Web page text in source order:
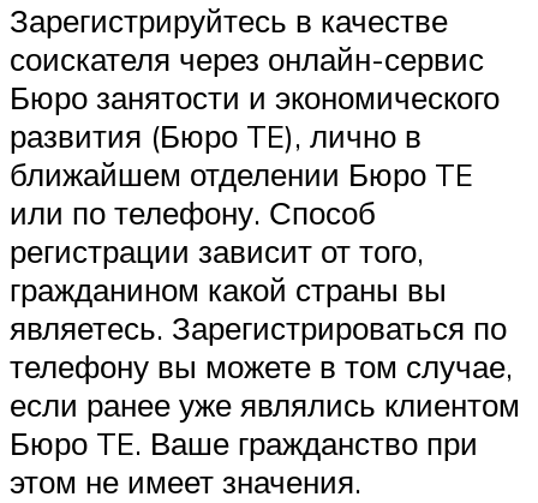
Зарегистрируйтесь в качестве
соискателя через онлайн-сервис
Бюро занятости и экономического
развития (Бюро TE), лично в
ближайшем отделении Бюро TE
или по телефону. Способ
регистрации зависит от того,
гражданином какой страны вы
являетесь. Зарегистрироваться по
телефону вы можете в том случае,
если ранее уже являлись клиентом
Бюро TE. Ваше гражданство при
этом не имеет значения.